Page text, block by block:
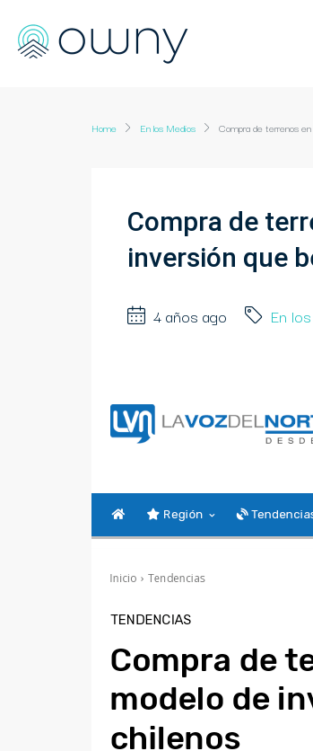
Home En los Medios Compra de terrenos
Compra de
inversión que
4 años ago En